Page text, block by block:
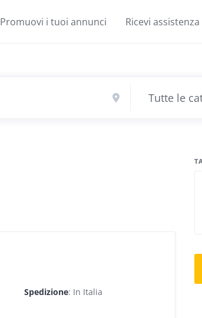
Promuovi i tuoi annunci Ricevi assistenza
Spedizione: In Italia